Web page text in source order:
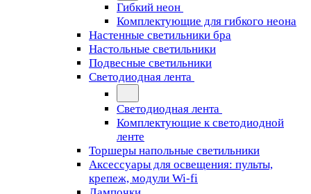
Гибкий неон
Комплектующие для гибкого неона
Настенные светильники бра
Настольные светильники
Подвесные светильники
Светодиодная лента
Светодиодная лента
Комплектующие к светодиодной
ленте
Торшеры напольные светильники
Аксессуары для освещения: пульты,
крепеж, модули Wi-fi